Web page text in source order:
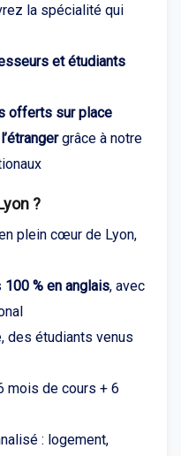
la spécialité qui
et étudiants
offerts sur place
grâce à notre
?
plein cœur de Lyon,
100 % en anglais, avec
des étudiants venus
mois de cours + 6
: logement,